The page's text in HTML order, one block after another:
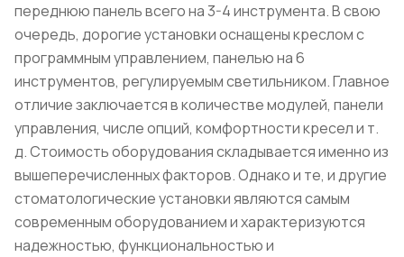
переднюю панель всего на 3-4 инструмента. В свою
очередь, дорогие установки оснащены креслом с
программным управлением, панелью на 6
инструментов, регулируемым светильником. Главное
отличие заключается в количестве модулей, панели
управления, числе опций, комфортности кресел и т.
д. Стоимость оборудования складывается именно из
вышеперечисленных факторов. Однако и те, и другие
стоматологические установки являются самым
современным оборудованием и характеризуются
надежностью, функциональностью и